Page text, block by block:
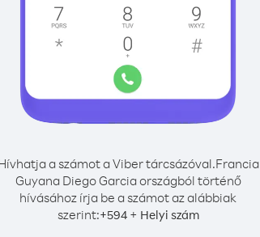
a számot a Viber tárcsázóval.Francia
Guyana Diego Garcia országból történő
hívásához írja be a számot az alábbiak
szerint:+594+ Helyi szám